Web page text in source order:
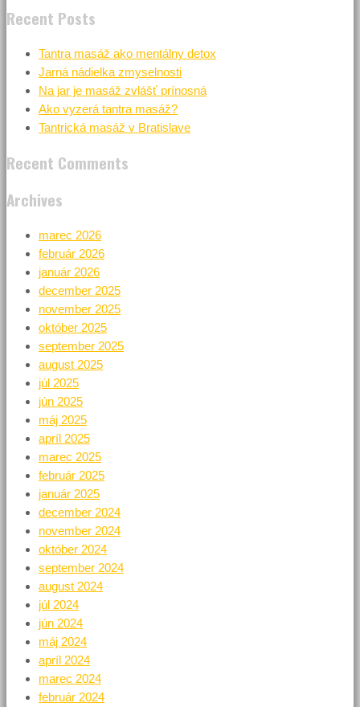
Recent Posts
Tantra masáž ako mentálny detox
Jarná nádielka zmyselnosti
Na jar je masáž zvlášť prínosná
Ako vyzerá tantra masáž?
Tantrická masáž v Bratislave
Recent Comments
Archives
marec 2026
február 2026
január 2026
december 2025
november 2025
október 2025
september 2025
august 2025
júl 2025
jún 2025
máj 2025
apríl 2025
marec 2025
február 2025
január 2025
december 2024
november 2024
október 2024
september 2024
august 2024
júl 2024
jún 2024
máj 2024
apríl 2024
marec 2024
február 2024